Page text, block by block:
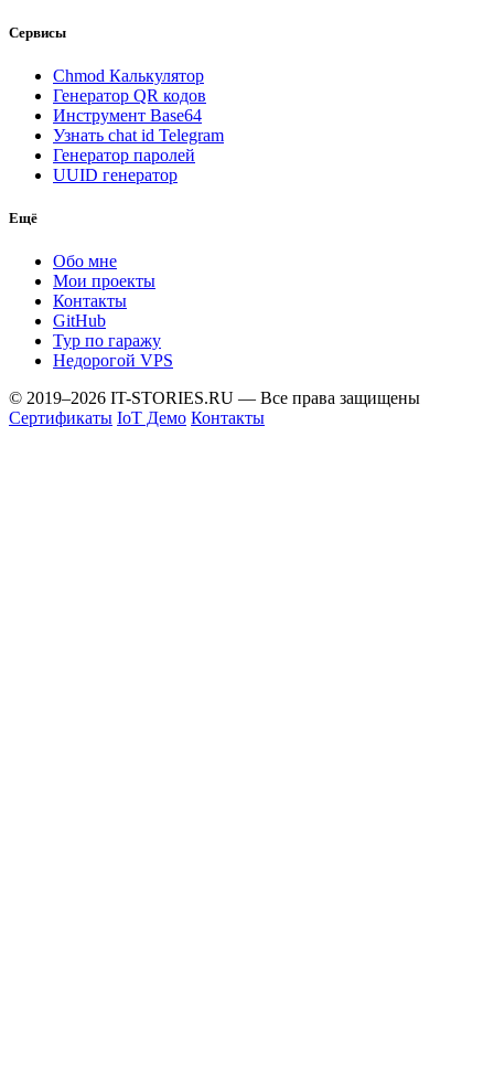
Сервисы
Chmod Калькулятор
Генератор QR кодов
Инструмент Base64
Узнать chat id Telegram
Генератор паролей
UUID генератор
Ещё
Обо мне
Мои проекты
Контакты
GitHub
Тур по гаражу
Недорогой VPS
© 2019–2026 IT-STORIES.RU — Все права защищены
Сертификаты IoT Демо Контакты